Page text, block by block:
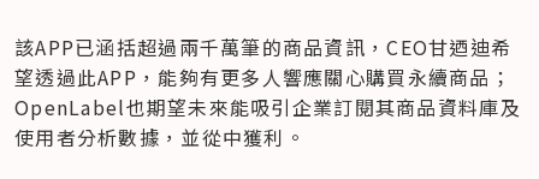
該APP已涵括超過兩千萬筆的商品資訊，CEO甘迺迪希
望透過此APP，能夠有更多人響應關心購買永續商品；
OpenLabel也期望未來能吸引企業訂閱其商品資料庫及
使用者分析數據，並從中獲利。